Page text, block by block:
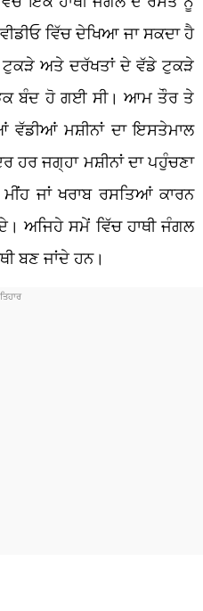
ਵਿੱਚ ਦੇਖਿਆ ਜਾ ਸਕਦਾ ਹੈ
ਟੁਕੜੇ ਅਤੇ ਦਰੱਖਤਾਂ ਦੇ ਵੱਡੇ ਟੁਕੜੇ
ਬੰਦ ਹੋ ਗਈ ਸੀ। ਆਮ ਤੌਰ ਤੇ
ਵੱਡੀਆਂ ਮਸ਼ੀਨਾਂ ਦਾ ਇਸਤੇਮਾਲ
ਹਰ ਜਗ੍ਹਾ ਮਸ਼ੀਨਾਂ ਦਾ ਪਹੁੰਚਣਾ
ਜਾਂ ਖਰਾਬ ਰਸਤਿਆਂ ਕਾਰਨ
ਅਜਿਹੇ ਸਮੇਂ ਵਿੱਚ ਹਾਥੀ ਜੰਗਲ
ਬਣ ਜਾਂਦੇ ਹਨ।